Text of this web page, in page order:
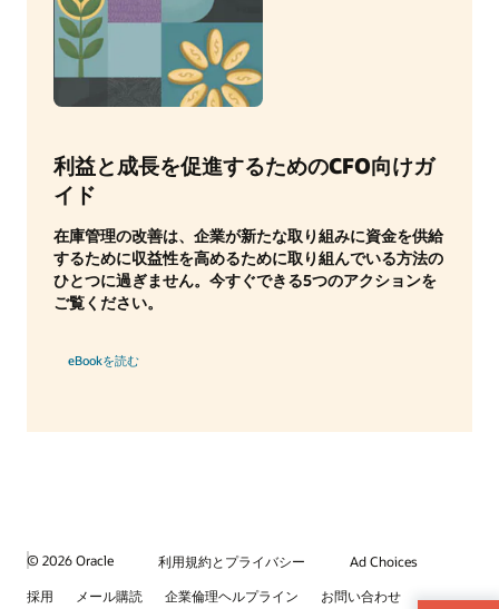
利益と成長を促進するためのCFO向けガ
イド
在庫管理の改善は、企業が新たな取り組みに資金を供給
するために収益性を高めるために取り組んでいる方法の
ひとつに過ぎません。今すぐできる5つのアクションを
ご覧ください。
eBookを読む
© 2026 Oracle 利用規約とプライバシー
Ad Choices
採用
メール購読 企業倫理ヘルプライン お問い合わせ